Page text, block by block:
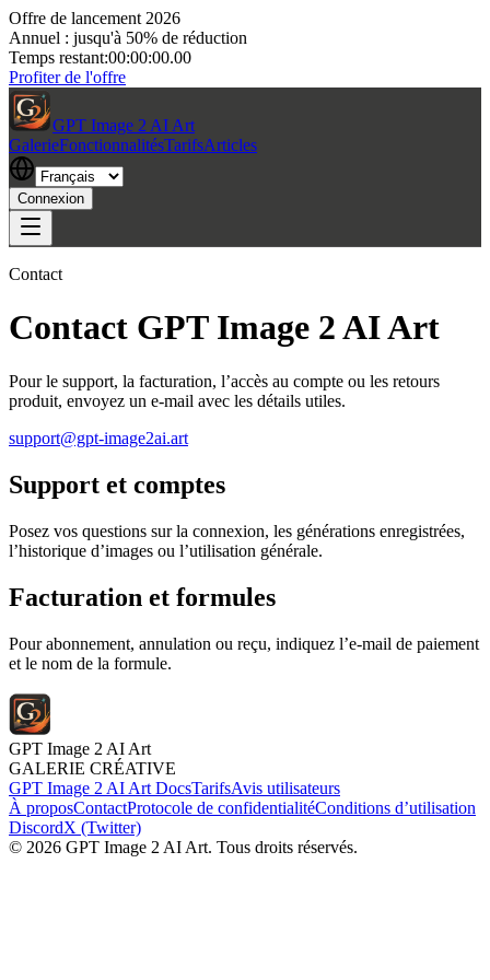
Offre de lancement 2026
Annuel : jusqu'à 50% de réduction
Temps restant:00:00:00.00
Profiter de l'offre
GPT Image 2 AI Art
GalerieFonctionnalitésTarifsArticles
Connexion
Contact
Contact GPT Image 2 AI Art
Pour le support, la facturation, l’accès au compte ou les retours
produit, envoyez un e-mail avec les détails utiles.
support@gpt-image2ai.art
Support et comptes
Posez vos questions sur la connexion, les générations enregistrées,
l’historique d’images ou l’utilisation générale.
Facturation et formules
Pour abonnement, annulation ou reçu, indiquez l’e-mail de paiement
et le nom de la formule.
GPT Image 2 AI Art
GALERIE CRÉATIVE
GPT Image 2 AI Art DocsTarifsAvis utilisateurs
À proposContactProtocole de confidentialitéConditions d’utilisation
DiscordX (Twitter)
© 2026 GPT Image 2 AI Art. Tous droits réservés.